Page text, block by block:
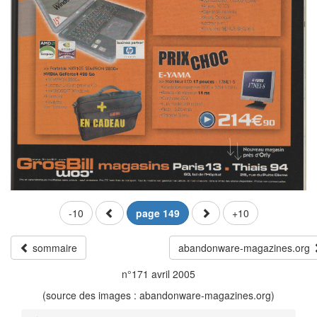
-10 page 149 +10
sommaire
abandonware-magazines.org
n°171 avril 2005
(source des images : abandonware-magazines.org)